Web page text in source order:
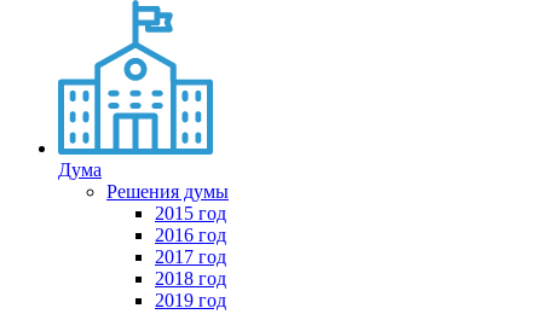
Дума
Решения думы
2015 год
2016 год
2017 год
2018 год
2019 год